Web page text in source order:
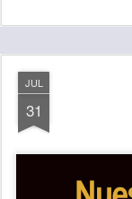
JUL
31